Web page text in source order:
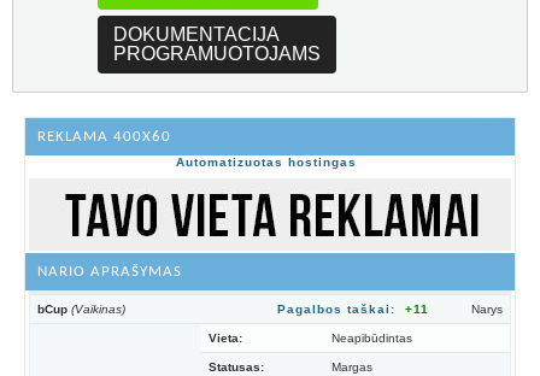
DOKUMENTACIJA
PROGRAMUOTOJAMS
REKLAMA 400X60
Automatizuotas hostingas
NARIO APRAŠYMAS
bCup (Vaikinas) Pagalbos taškai: +11 Narys
Vieta: Neapibūdintas
Statusas: Margas